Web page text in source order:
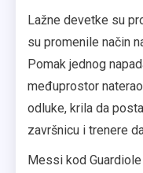
Lažne devetke su
su promenile način
Pomak jednog
međuprostor
odluke, krila da
završnicu i trenere
Messi kod